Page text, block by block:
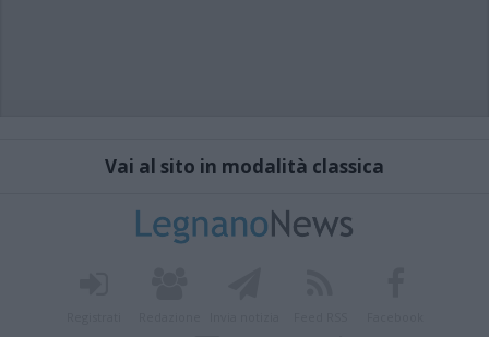
Vai al sito in modalità classica